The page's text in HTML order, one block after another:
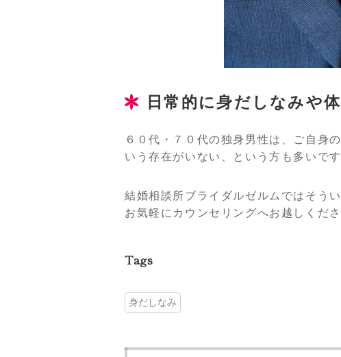
日常的に身だしなみや
６０代・７０代の独身男性は、ご自身
いう存在がいない、という方も多いです
結婚相談所ブライダルゼルムではそう
お気軽にカウンセリングへお越しくだ
Tags
身だしなみ